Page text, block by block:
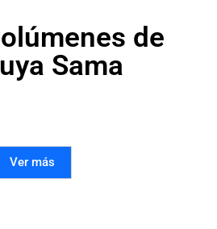
de
Sama
Ver más